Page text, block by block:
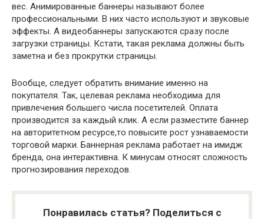
вес. Анимированные баннеры называют более
профессиональными. В них часто используют и звуковые
эффекты. А видеобаннеры запускаются сразу после
загрузки страницы. Кстати, такая реклама должны быть
заметна и без прокрутки страницы.
Вообще, следует обратить внимание именно на
покупателя. Так, целевая реклама необходима для
привлечения большего числа посетителей. Оплата
производится за каждый клик. А если разместите баннер
на авторитетном ресурсе,то повысите рост узнаваемости
торговой марки. Баннерная реклама работает на имидж
бренда, она интерактивна. К минусам относят сложность
прогнозирования переходов.
Понравилась статья? Поделиться с